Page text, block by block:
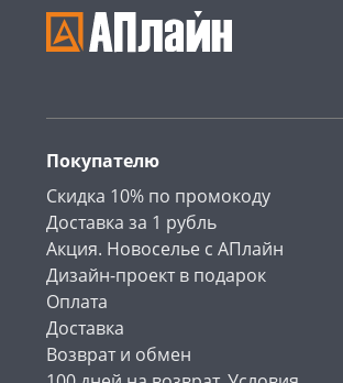
Покупателю
Скидка 10% по промокоду
Доставка за 1 рубль
Акция. Новоселье с АПлайн
Дизайн-проект в подарок
Оплата
Доставка
Возврат и обмен